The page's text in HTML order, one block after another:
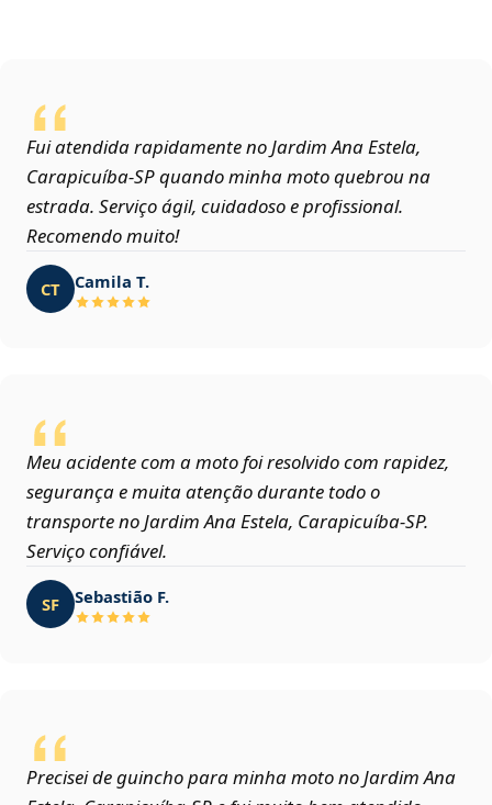
Fui atendida rapidamente no Jardim Ana Estela,
Carapicuíba‑SP quando minha moto quebrou na
estrada. Serviço ágil, cuidadoso e profissional.
Recomendo muito!
CT Camila T.
Meu acidente com a moto foi resolvido com rapidez,
segurança e muita atenção durante todo o
transporte no Jardim Ana Estela, Carapicuíba‑SP.
Serviço confiável.
SF Sebastião F.
Precisei de guincho para minha moto no Jardim Ana